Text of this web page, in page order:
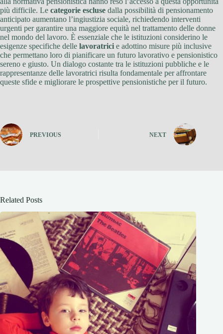
più difficile. Le categorie escluse dalla possibilità di pensionamento
anticipato aumentano l’ingiustizia sociale, richiedendo interventi
urgenti per garantire una maggiore equità nel trattamento delle donne
nel mondo del lavoro. È essenziale che le istituzioni considerino le
esigenze specifiche delle lavoratrici e adottino misure più inclusive
che permettano loro di pianificare un futuro lavorativo e pensionistico
sereno e giusto. Un dialogo costante tra le istituzioni pubbliche e le
rappresentanze delle lavoratrici risulta fondamentale per affrontare
queste sfide e migliorare le prospettive pensionistiche per il futuro.
PREVIOUS NEXT
Related Posts